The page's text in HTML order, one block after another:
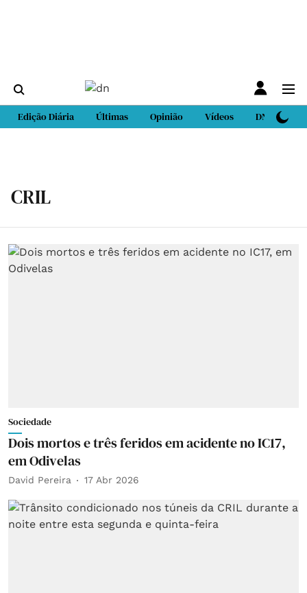
Edição Diária Últimas Opinião Vídeos DN Sport
CRIL
Sociedade
Dois mortos e três feridos em acidente no IC17,
em Odivelas
David Pereira 17 Abr 2026